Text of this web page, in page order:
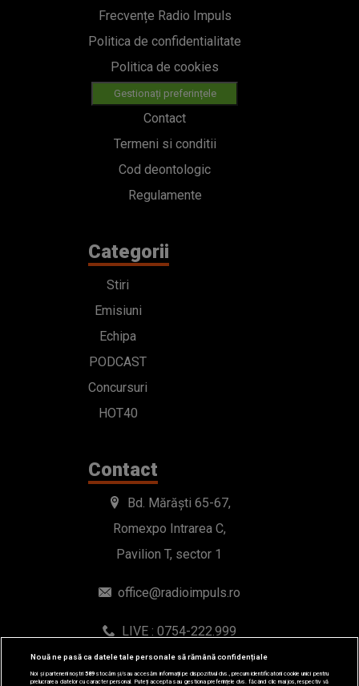
Frecvențe Radio Impuls
Politica de confidentialitate
Politica de cookies
Gestionați preferințele
Contact
Termeni si conditii
Cod deontologic
Regulamente
Categorii
Stiri
Emisiuni
Echipa
PODCAST
Concursuri
HOT40
Contact
Bd. Mărăști 65-67,
Romexpo Intrarea C,
Pavilion T, sector 1
office@radioimpuls.ro
LIVE : 0754-222.999
WhatsApp: 0754-222.999
Nouă ne pasă ca datele tale personale să rămână confidențiale
Noi și partenerii noștri589stocăm și/sau accesăm informații pe dispozitivul dvs., precum identificatorii cookie unici pentru
prelucrarea datelor cu caracter personal. Puteți accepta sau gestiona preferințele dvs. făcând clic mai jos, respectiv vă